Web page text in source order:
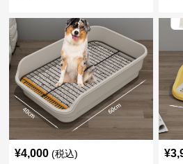
¥4,000 (税込) ¥